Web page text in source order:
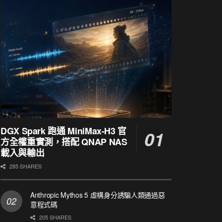
DGX Spark 跑通 MiniMax-H3 官
方全權重實測，搭配 QNAP NAS
載入與輸出
285 SHARES
Anthropic Mythos 5 虛構身分誘騙人類通過惡
意程式碼
205 SHARES